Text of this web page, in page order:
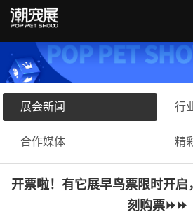
展会新闻 行
合作媒体 精
开票啦！有它展早鸟票限时开
刻购票⏩︎⏩︎